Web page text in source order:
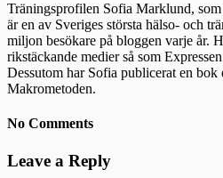
Träningsprofilen Sofia Marklund,
är en av Sveriges största hälso- och
miljon besökare på bloggen varje år.
rikstäckande medier så som
Dessutom har Sofia publicerat en
Makrometoden.
No Comments
Leave a Reply